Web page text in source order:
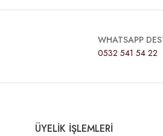
WHATSAPP
0532 541 54 22
ÜYELİK İŞLEMLERİ